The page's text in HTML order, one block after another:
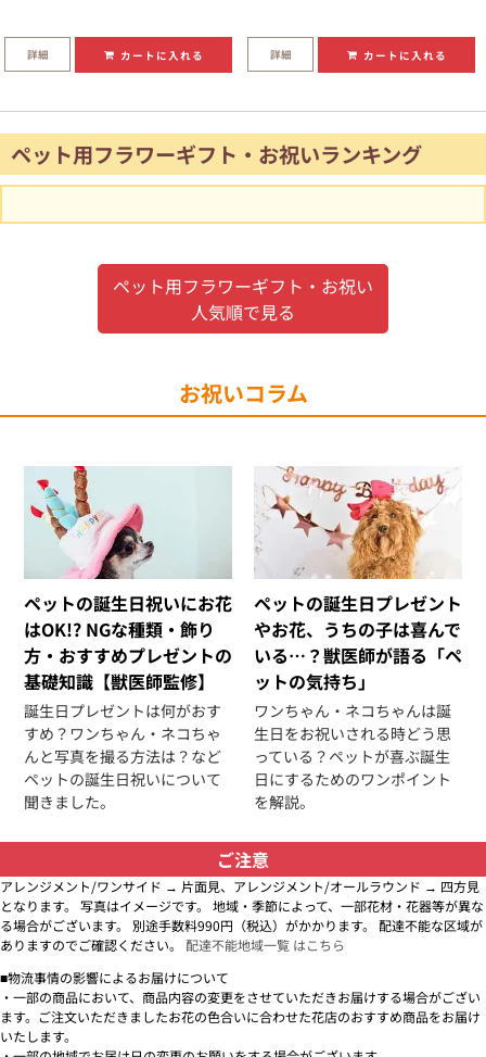
詳細 カートに入れる 詳細 カートに入れる
ペット用フラワーギフト・お祝いランキング
ペット用フラワーギフト・お祝い
人気順で見る
お祝いコラム
ペットの誕生日祝いにお花
はOK!? NGな種類・飾り
方・おすすめプレゼントの
基礎知識【獣医師監修】
誕生日プレゼントは何がおす
すめ？ワンちゃん・ネコちゃ
んと写真を撮る方法は？など
ペットの誕生日祝いについて
聞きました。
ペットの誕生日プレゼント
やお花、うちの子は喜んで
いる…？獣医師が語る「ペ
ットの気持ち」
ワンちゃん・ネコちゃんは誕
生日をお祝いされる時どう思
っている？ペットが喜ぶ誕生
日にするためのワンポイント
を解説。
ご注意
アレンジメント/ワンサイド → 片面見、アレンジメント/オールラウンド → 四方見
となります。 写真はイメージです。 地域・季節によって、一部花材・花器等が異な
る場合がございます。 別途手数料990円（税込）がかかります。 配達不能な区域が
ありますのでご確認ください。 配達不能地域一覧 はこちら
■物流事情の影響によるお届けについて
・一部の商品において、商品内容の変更をさせていただきお届けする場合がござい
ます。ご注文いただきましたお花の色合いに合わせた花店のおすすめ商品をお届け
いたします。